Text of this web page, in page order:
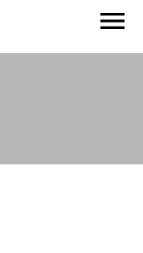
ドバンク公式